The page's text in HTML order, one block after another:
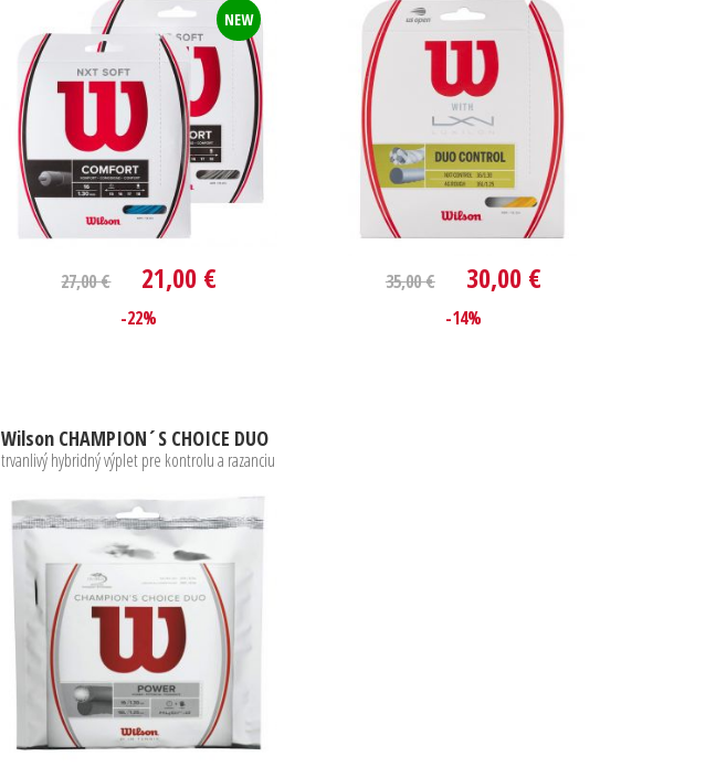
NEW
27,00 € 21,00 €
-22%
35,00 € 30,00 €
-14%
Wilson CHAMPION´S CHOICE DUO
trvanlivý hybridný výplet pre kontrolu a razanciu